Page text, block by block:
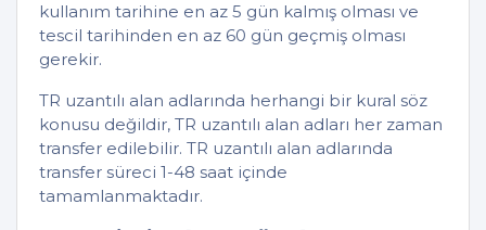
kullanım tarihine en az 5 gün kalmış olması ve
tescil tarihinden en az 60 gün geçmiş olması
gerekir.
TR uzantılı alan adlarında herhangi bir kural söz
konusu değildir, TR uzantılı alan adları her zaman
transfer edilebilir. TR uzantılı alan adlarında
transfer süreci 1-48 saat içinde
tamamlanmaktadır.